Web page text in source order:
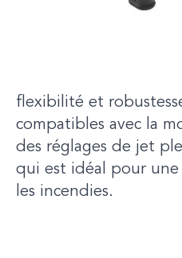
contre les incendies
flexibilité et
compatibles avec la
des réglages de jet
qui est idéal pour
les incendies.